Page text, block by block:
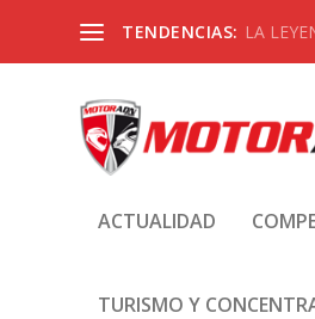
TENDENCIAS: LA
ACTUALIDAD
TURISMO Y